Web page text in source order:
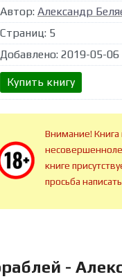
Автор: Александр
Страниц: 5
Добавлено: 2019-05-06
Купить книгу
Внимание!
книге
просьба
-